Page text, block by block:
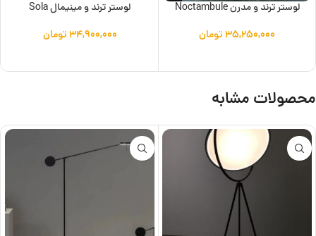
لوستر ترند و مدرن Noctambule
۳۵,۲۵۰,۰۰۰تومان
لوستر ترند و مینیمال Sola
۳۴,۹۰۰,۰۰۰تومان
محصولات مشابه